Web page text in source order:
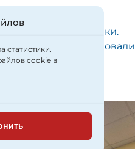
статистики.
cookie в
спектре
подготовки.
и организовали
судебное дело,